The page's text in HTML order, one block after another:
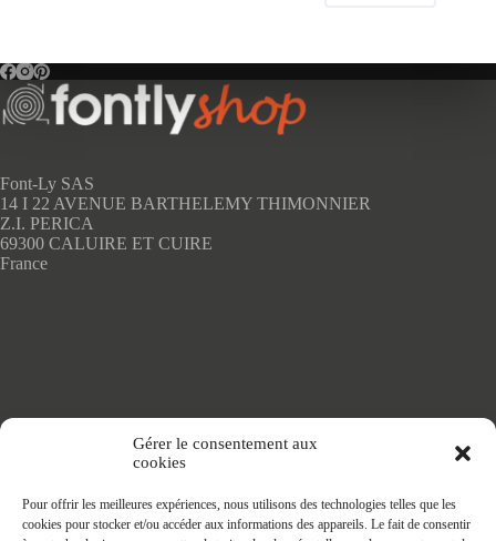
Gérer le consentement aux
cookies
Pour offrir les meilleures expériences, nous utilisons des technologies telles que les
cookies pour stocker et/ou accéder aux informations des appareils. Le fait de consentir
sur
la
page
du
Font-Ly SAS
14 I 22 AVENUE BARTHELEMY THIMONNIER
Z.I. PERICA
69300 CALUIRE ET CUIRE
France
Adhésifs SANS PVC
Nappes
Protège Table
Nappes SANS PVC